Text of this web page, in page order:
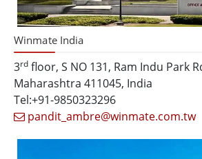
Winmate India
3rd floor, S NO 131, Ram Indu Park
Maharashtra 411045, India
Tel:+91-9850323296
pandit_ambre@winmate.com.tw